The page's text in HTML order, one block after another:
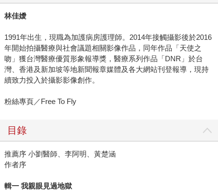
林佳嬡
1991年出生，現職為加護病房護理師。2014年接觸攝影後於2016
年開始拍攝醫療與社會議題相關影像作品，同年作品「天使之
吻」獲台灣醫療優質形象報導獎，醫療系列作品「DNR」於台
灣、香港及新加坡等地新聞報章媒體及各大網站刊登報導，現持
續致力投入於攝影影像創作。
粉絲專頁／Free To Fly
目錄
推薦序 小劉醫師、李阿明、黃楚涵
作者序
輯一 我親眼見過地獄